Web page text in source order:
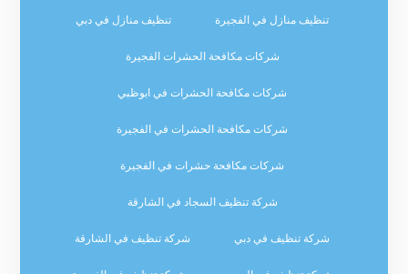
تنظيف منازل في الفجيرة تنظيف منازل في دبي
شركات مكافحة الحشرات الفجيرة
شركات مكافحة الحشرات في ابوظبي
شركات مكافحة الحشرات في الفجيرة
شركات مكافحة حشرات في الفجيرة
شركة تنظيف السجاد في الشارقة
شركة تنظيف في دبي شركة تنظيف في الشارقة